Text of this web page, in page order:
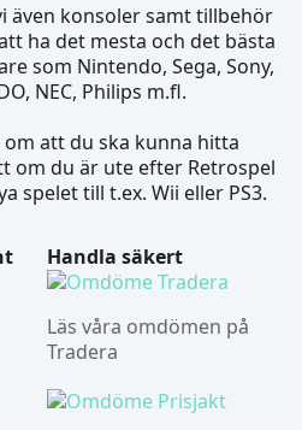
även konsoler samt tillbehör
ha det mesta och det bästa
som Nintendo, Sega, Sony,
NEC, Philips m.fl.
att du ska kunna hitta
om du är ute efter Retrospel
spelet till t.ex. Wii eller PS3.
Handla säkert
Läs våra omdömen på
Tradera